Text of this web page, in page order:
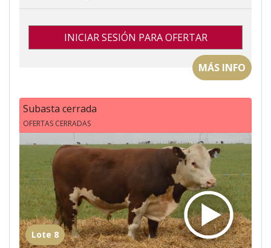
INICIAR SESIÓN PARA OFERTAR
MÁS INFO
Subasta cerrada
OFERTAS CERRADAS
Lote 8